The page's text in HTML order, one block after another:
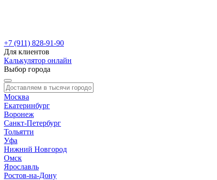
+7 (911) 828-91-90
Для клиентов
Калькулятор онлайн
Выбор города
Москва
Екатеринбург
Воронеж
Санкт-Петербург
Тольятти
Уфа
Нижний Новгород
Омск
Ярославль
Ростов-на-Дону